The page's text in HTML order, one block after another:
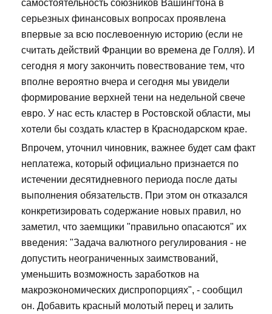
самостоятельность союзников Вашингтона в
серьезных финансовых вопросах проявлена
впервые за всю послевоенную историю (если не
считать действий Франции во времена де Голля). И
сегодня я могу закончить повествование тем, что
вполне вероятно вчера и сегодня мы увидели
формирование верхней тени на недельной свече
евро. У нас есть кластер в Ростовской области, мы
хотели бы создать кластер в Краснодарском крае.
Впрочем, уточнил чиновник, важнее будет сам факт
неплатежа, который официально признается по
истечении десятидневного периода после даты
выполнения обязательств. При этом он отказался
конкретизировать содержание новых правил, но
заметил, что заемщики "правильно опасаются" их
введения: "Задача валютного регулирования - не
допустить неограниченных заимствований,
уменьшить возможность заработков на
макроэкономических диспропорциях", - сообщил
он. Добавить красный молотый перец и залить